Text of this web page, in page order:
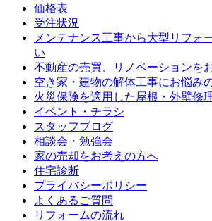
価格表
受注状況
メンテナンス工事から大型リフォ
い
不動産の売買、リノベーションを
空き家・建物の解体工事にお悩み
火災保険を適用した屋根・外壁修
イベント・チラシ
スタッフブログ
相談会・勉強会
家の売却をお考えの方へ
住宅診断
プライバシーポリシー
よくあるご質問
リフォームの流れ